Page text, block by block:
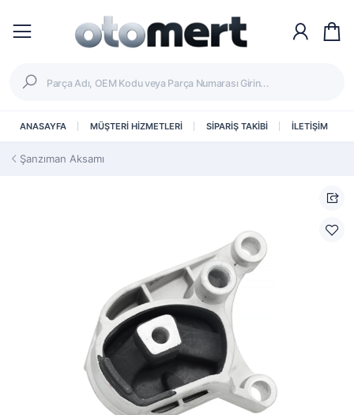
ANASAYFA MÜŞTERİ HİZMETLERİ SİPARİŞ TAKİBİ İLETİŞİM
Şanzıman Aksamı